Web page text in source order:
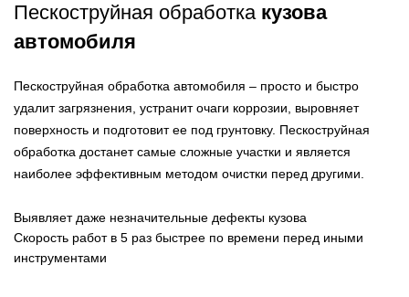
Пескоструйная обработка кузова
автомобиля
Пескоструйная обработка автомобиля – просто и быстро
удалит загрязнения, устранит очаги коррозии, выровняет
поверхность и подготовит ее под грунтовку. Пескоструйная
обработка достанет самые сложные участки и является
наиболее эффективным методом очистки перед другими.
Выявляет даже незначительные дефекты кузова
Скорость работ в 5 раз быстрее по времени перед иными
инструментами